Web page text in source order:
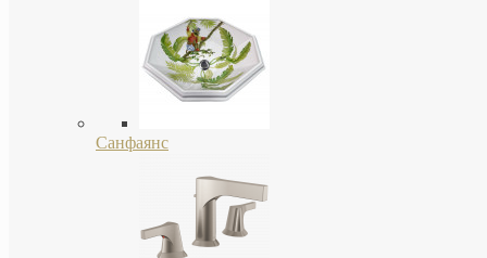
Санфаянс